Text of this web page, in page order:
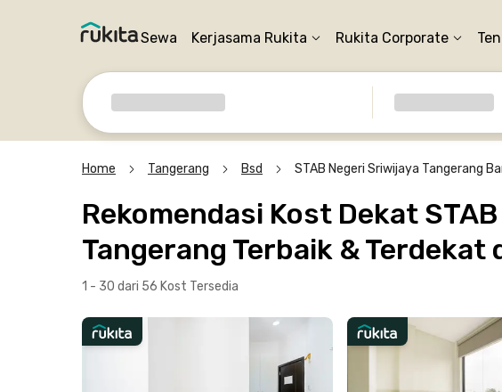
Sewa Kerjasama Rukita Rukita Corporate
Home Tangerang Bsd STAB Negeri Sriwijaya Tangerang
Rekomendasi Kost Dekat
Tangerang Terbaik &
1 - 30 dari 56 Kost Tersedia